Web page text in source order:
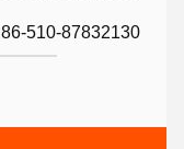
86-510-87832130